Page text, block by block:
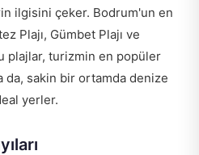
ilgisini çeker. Bodrum'un en
Plajı, Gümbet Plajı ve
plajlar, turizmin en popüler
da, sakin bir ortamda denize
yerler.